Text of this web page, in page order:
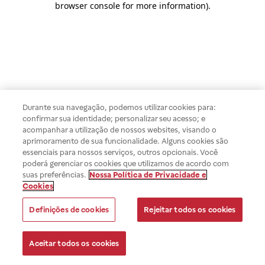
browser console for more information).
Durante sua navegação, podemos utilizar cookies para:
confirmar sua identidade; personalizar seu acesso; e
acompanhar a utilização de nossos websites, visando o
aprimoramento de sua funcionalidade. Alguns cookies são
essenciais para nossos serviços, outros opcionais. Você
poderá gerenciar os cookies que utilizamos de acordo com
suas preferências. Nossa Política de Privacidade e
Cookies
Definições de cookies Rejeitar todos os cookies
Aceitar todos os cookies